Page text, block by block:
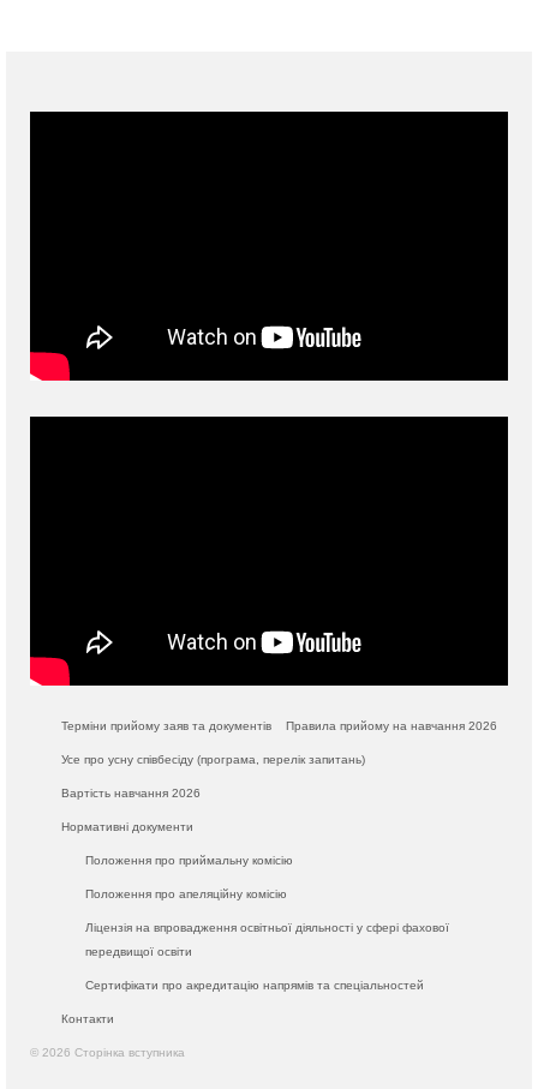
Терміни прийому заяв та документів Правила прийому на навчання 2026
Усе про усну співбесіду (програма, перелік запитань)
Вартість навчання 2026
Нормативні документи
Положення про приймальну комісію
Положення про апеляційну комісію
Ліцензія на впровадження освітньої діяльності у сфері фахової
передвищої освіти
Сертифікати про акредитацію напрямів та спеціальностей
Контакти
© 2026 Сторінка вступника